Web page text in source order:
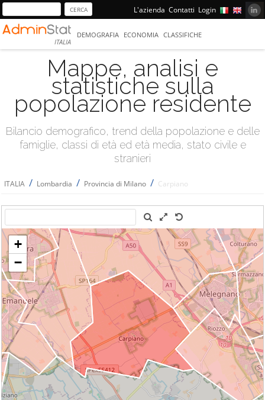
L'azienda Contatti Login
ITALIA
DEMOGRAFIA ECONOMIA CLASSIFICHE
Mappe, analisi e
statistiche sulla
popolazione residente
Bilancio demografico, trend della popolazione e delle
famiglie, classi di età ed età media, stato civile e
stranieri
ITALIA / Lombardia / Provincia di Milano / Carpiano